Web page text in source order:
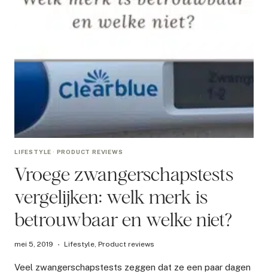
LIFESTYLE · PRODUCT REVIEWS
Vroege zwangerschapstests
vergelijken: welk merk is
betrouwbaar en welke niet?
mei 5, 2019 Lifestyle,Product reviews
Veel zwangerschapstests zeggen dat ze een paar dagen